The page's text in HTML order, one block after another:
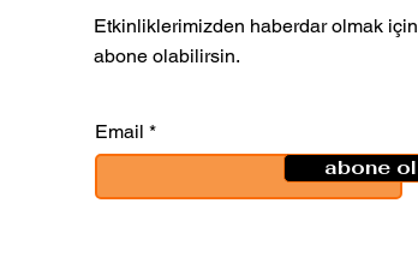
Etkinliklerimizden haberdar olmak için
abone olabilirsin.
Email
abone ol